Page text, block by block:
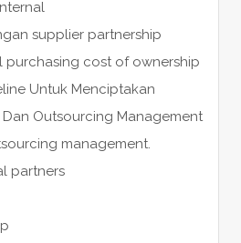
supplier partnership
purchasing cost of ownership
Untuk Menciptakan
Outsourcing Management
management.
partners